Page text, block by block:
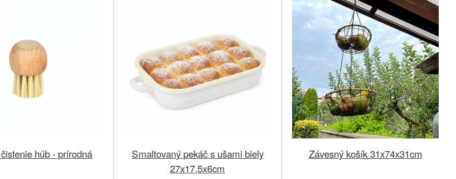
húb - prírodná
Smaltovaný pekáč s ušami biely
27x17,5x6cm
Závesný košík 31x74x31cm